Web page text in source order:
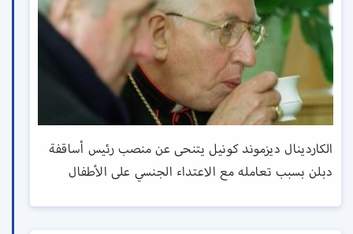
الكاردينال ديزموند كونيل يتنحى عن منصب رئيس أساقفة
دبلن بسبب تعامله مع الاعتداء الجنسي على الأطفال